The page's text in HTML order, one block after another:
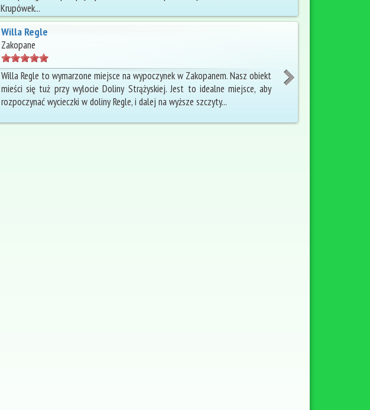
Krupówek...
Willa Regle
Zakopane
Willa Regle to wymarzone miejsce na wypoczynek w Zakopanem. Nasz obiekt
mieści się tuż przy wylocie Doliny Strążyskiej. Jest to idealne miejsce, aby
rozpoczynać wycieczki w doliny Regle, i dalej na wyższe szczyty...